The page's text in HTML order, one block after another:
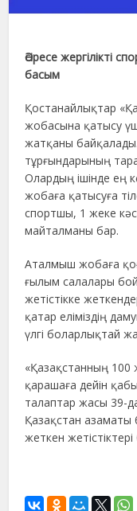
Әсіресе жергілікті
басым
Қостанайлықтар
жобасына қатысу
жатқаны
тұрғындарының
Олардың ішінде ең
жобаға қатысуға
спортшы, 1 жеке
майталманы бар.
Аталмыш жобаға
ғылым салалары
жетістікке
қатар еліміздің
үлгі боларлықтай
«Қазақстанның 100
қарашаға дейін
талаптар жасы 39-
Қазақстан азаматы
жеткен